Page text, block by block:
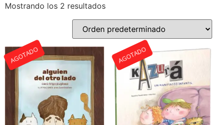
Mostrando los 2 resultados
AGOTADO AGOTADO